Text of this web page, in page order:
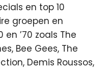
en top 10
groepen en
’70 zoals The
Bee Gees, The
Demis Roussos,